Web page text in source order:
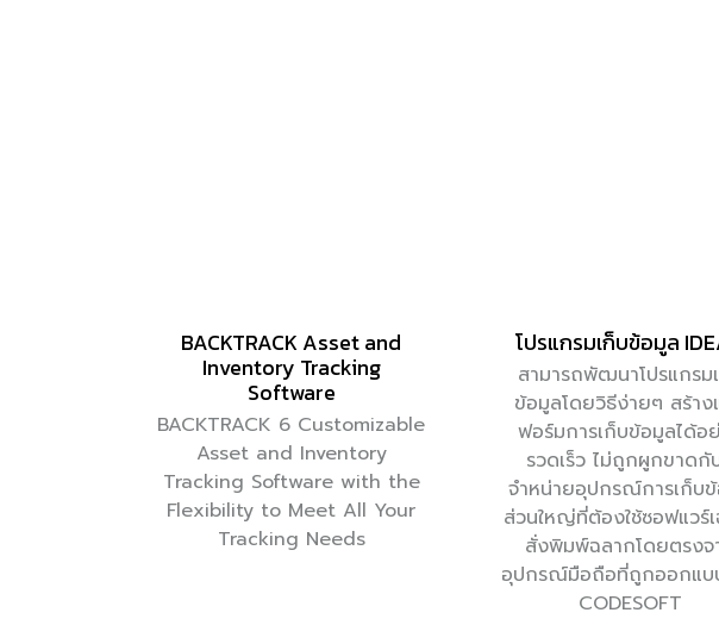
BACKTRACK Asset and
Inventory Tracking
Software
BACKTRACK 6 Customizable
Asset and Inventory
Tracking Software with the
Flexibility to Meet All Your
Tracking Needs
โปรแกรมเก็บข้อมูล
สามารถพัฒนาโปรแกรม
ข้อมูลโดยวิธีง่ายๆ สร้าง
ฟอร์มการเก็บข้อมูลได้อ
รวดเร็ว ไม่ถูกผูกขาดกั
จำหน่ายอุปกรณ์การเก็บ
ส่วนใหญ่ที่ต้องใช้ซอฟแวร์เ
สั่งพิมพ์ฉลากโดยตรงจ
อุปกรณ์มือถือที่ถูกออกแบ
CODESOFT